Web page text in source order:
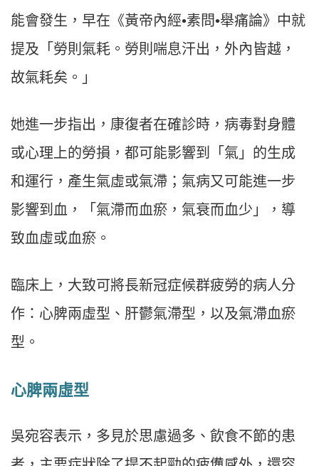
能會發生，早在《黃帝內經•素問•舉痛論》中就
提及「勞則氣耗。勞則喘息汗出，外內皆越，
故氣耗矣。」
她進一步指出，康復者在確診時，病毒對身體
或心理上的勞損，都可能影響到「氣」的生成
和運行，產生氣虛或氣滯；氣病又可能進一步
影響到血，「氣滯而血瘀，氣衰而血少」，導
致血虛或血瘀。
臨床上，大致可將長新冠症候群疲勞的病人分
作：心脾兩虛型、肝鬱氣滯型，以及氣滯血瘀
型。
心脾兩虛型
吳宛容表示，多見於思慮過多、飲食不節的患